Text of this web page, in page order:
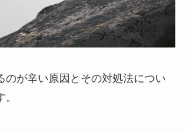
のが辛い原因とその対処法につい